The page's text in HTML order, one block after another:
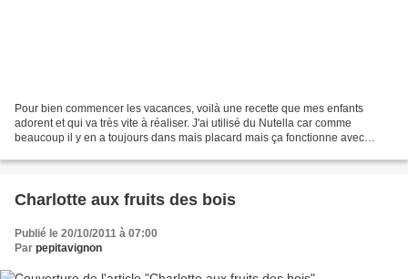
Pour bien commencer les vacances, voilà une recette que mes enfants
adorent et qui va très vite à réaliser. J'ai utilisé du Nutella car comme
beaucoup il y en a toujours dans mais placard mais ça fonctionne avec
Charlotte aux fruits des bois
Publié le 20/10/2011 à 07:00
Par pepitavignon